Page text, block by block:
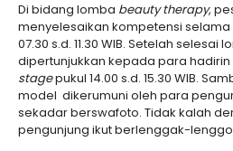
Di bidang lomba beauty therapy,
menyelesaikan kompetensi
07.30 s.d. 11.30 WIB. Setelah selesai
dipertunjukkan kepada para hadirin
stagepukul 14.00 s.d. 15.30 WIB.
model dikerumuni oleh para
sekadar berswafoto. Tidak kalah
pengunjung ikut berlenggak-